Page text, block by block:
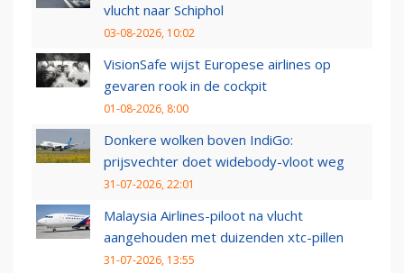
vlucht naar Schiphol
03-08-2026, 10:02
VisionSafe wijst Europese airlines op
gevaren rook in de cockpit
01-08-2026, 8:00
Donkere wolken boven IndiGo:
prijsvechter doet widebody-vloot weg
31-07-2026, 22:01
Malaysia Airlines-piloot na vlucht
aangehouden met duizenden xtc-pillen
31-07-2026, 13:55